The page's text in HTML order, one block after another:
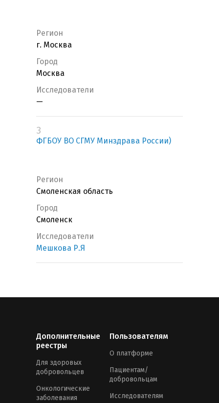
Регион
г. Москва
Город
Москва
Исследователи
—
3
ФГБОУ ВО СГМУ Минздрава России)
Регион
Смоленская область
Город
Смоленск
Исследователи
Мешкова Р.Я
Дополнительные
реестры
Для здоровых
добровольцев
Онкологические
заболевания
Пользователям
О платформе
Пациентам/
добровольцам
Исследователям